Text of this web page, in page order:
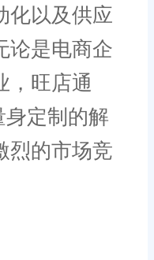
化以及供应
论是电商企
，旺店通
身定制的解
烈的市场竞